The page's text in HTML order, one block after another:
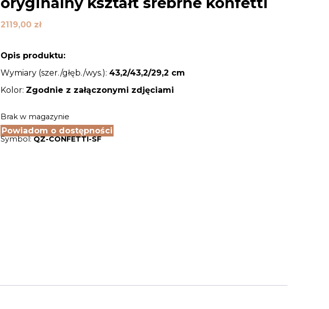
2119,00 zł
Opis produktu:
Wymiary (szer./głęb./wys.): 43,2/43,2/29,2 cm
Kolor: Zgodnie z załączonymi zdjęciami
Brak w magazynie
Powiadom o dostępności
Symbol:QZ-CONFETTI-SF